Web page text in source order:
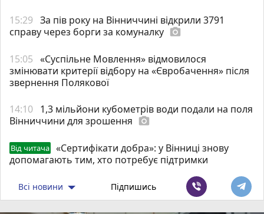
15:29 За пів року на Вінниччині відкрили 3791
справу через борги за комуналку photo_camera
15:05 «Суспільне Мовлення» відмовилося
змінювати критерії відбору на «Євробачення» після
звернення Полякової
14:10 1,3 мільйони кубометрів води подали на поля
Вінниччини для зрошення photo_camera
Від читача
«Сертифікати добра»: у Вінниці знову
допомагають тим, хто потребує підтримки
Всі новини Підпишись